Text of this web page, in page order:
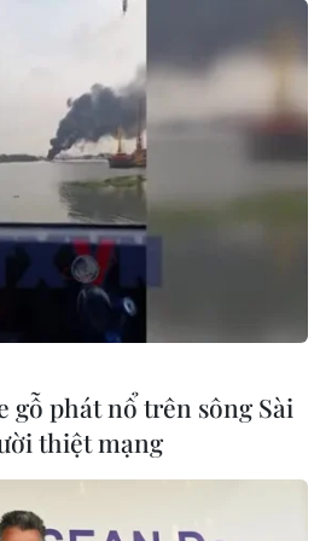
gỗ phát nổ trên sông Sài
thiệt mạng